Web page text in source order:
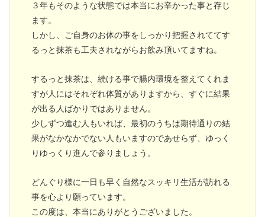
３年もそのような状態では本当にお辛かった事と存じ
ます。
しかし、ご自身のお体の事をしっかり把握されててす
るっと抹茶も工夫されながらお飲み頂いてますね。
するっと抹茶は、続ける事で腸内環境を整えてくれま
すが人にはそれぞれ体質がありますから、すぐに結果
が出る人ばかりではありません。
少しずつ進む人もいれば、最初のうちは期待通りの結
果がなかなかでない人もいますのであせらず、ゆっく
りゆっくり進んで参りましょう。
どんぐり様に一日も早く自然なスッキリ生活が訪れる
事を心より願っています。
この度は、本当にありがとうございました。